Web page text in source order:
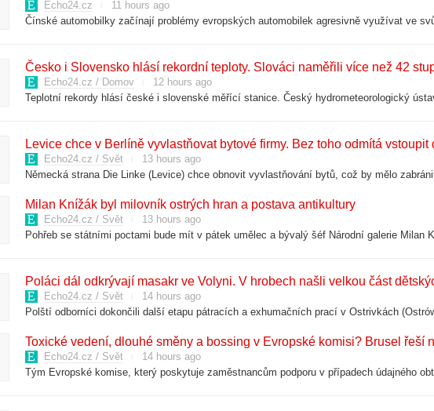
Echo24.cz
11 hours ago
Česko i Slovensko hlásí rekordní teploty. Slováci naměřili více než 42
Echo24.cz / Domov
12 hours ago
Levice chce v Berlíně vyvlastňovat bytové firmy. Bez toho odmítá vstoupit
Echo24.cz / Svět
13 hours ago
Milan Knížák byl milovník ostrých hran a postava antikultury
Echo24.cz / Svět
13 hours ago
Poláci dál odkrývají masakr ve Volyni. V hrobech našli velkou část
Echo24.cz / Svět
14 hours ago
Toxické vedení, dlouhé směny a bossing v Evropské komisi? Brusel řeší
Echo24.cz / Svět
14 hours ago